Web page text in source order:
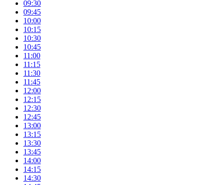
09:30
09:45
10:00
10:15
10:30
10:45
11:00
11:15
11:30
11:45
12:00
12:15
12:30
12:45
13:00
13:15
13:30
13:45
14:00
14:15
14:30